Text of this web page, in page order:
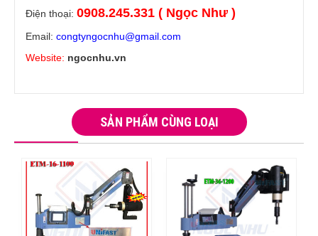
Điện thoại: 0908.245.331 ( Ngọc Như )
Email: congtyngocnhu@gmail.com
Website: ngocnhu.vn
SẢN PHẨM CÙNG LOẠI